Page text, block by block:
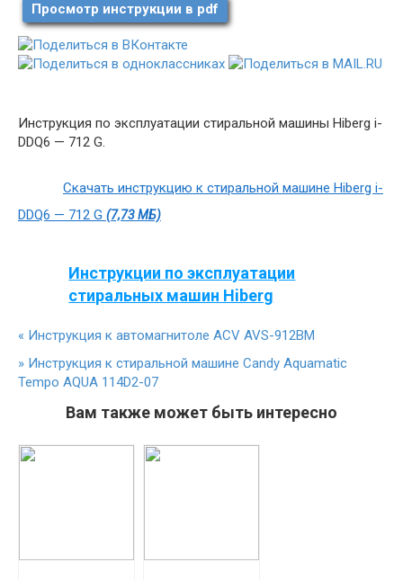
Просмотр инструкции в pdf
Инструкция по эксплуатации стиральной машины Hiberg i-
DDQ6 — 712 G.
Скачать инструкцию к стиральной машине Hiberg i-
DDQ6 — 712 G (7,73 МБ)
Инструкции по эксплуатации
стиральных машин Hiberg
« Инструкция к автомагнитоле ACV AVS-912BM
» Инструкция к стиральной машине Candy Aquamatic
Tempo AQUA 114D2-07
Вам также может быть интересно